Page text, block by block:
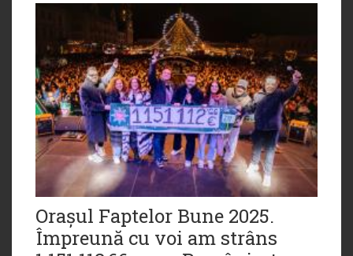
Orașul Faptelor Bune 2025.
Împreună cu voi am strâns